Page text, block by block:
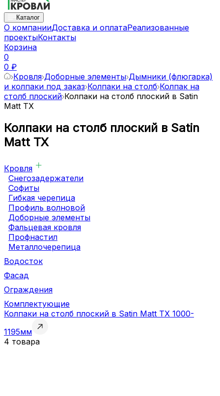
Каталог
О компанииДоставка и оплатаРеализованные
проектыКонтакты
Корзина
0
0 ₽
Кровля Доборные элементы Дымники (флюгарка)
и колпаки под заказ Колпаки на столб Колпак на
столб плоский Колпаки на столб плоский в Satin
Matt TX
Колпаки на столб плоский в Satin
Matt TX
Кровля
Снегозадержатели
Софиты
Гибкая черепица
Профиль волновой
Доборные элементы
Фальцевая кровля
Профнастил
Металлочерепица
Водосток
Фасад
Ограждения
Комплектующие
Колпаки на столб плоский в Satin Matt TX 1000-
1195мм
4 товара